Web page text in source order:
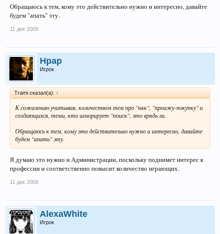
Обращаюсь к тем, кому это действительно нужно и интересно, давайте
будем "апать" эту.
11 дек 2009
Hpap
Игрок
Trami сказал(а): ↑
К сожалению учитывая, количеством тем про "няк", "проажу-покупку" и
создающихся, теми, кто игнорирует "поиск", это врядь ли.
Обращаюсь к тем, кому это действительно нужно и интересно, давайте
будем "апать" эту.
Я думаю это нужно и Администрации, поскольку поднимет интерес к
профессии и соответственно повысит количество играющих.
11 дек 2009
AlexaWhite
Игрок